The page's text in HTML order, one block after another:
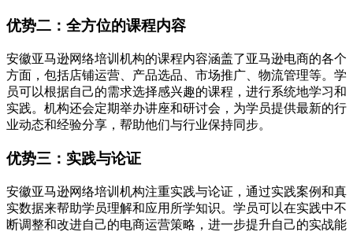
优势二：全方位的课程内容
安徽亚马逊网络培训机构的课程内容涵盖了亚马逊电商的各个
方面，包括店铺运营、产品选品、市场推广、物流管理等。学
员可以根据自己的需求选择感兴趣的课程，进行系统地学习和
实践。机构还会定期举办讲座和研讨会，为学员提供最新的行
业动态和经验分享，帮助他们与行业保持同步。
优势三：实践与论证
安徽亚马逊网络培训机构注重实践与论证，通过实践案例和真
实数据来帮助学员理解和应用所学知识。学员可以在实践中不
断调整和改进自己的电商运营策略，进一步提升自己的实战能